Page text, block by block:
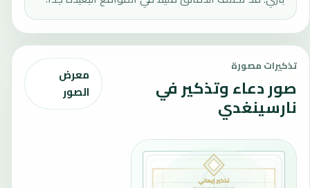
تذكيرات مصورة
صور دعاء وتذكير في
نارسينغدي
معرض
الصور